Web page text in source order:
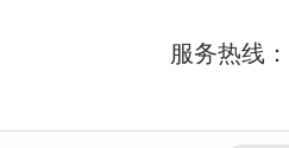
服务热线：